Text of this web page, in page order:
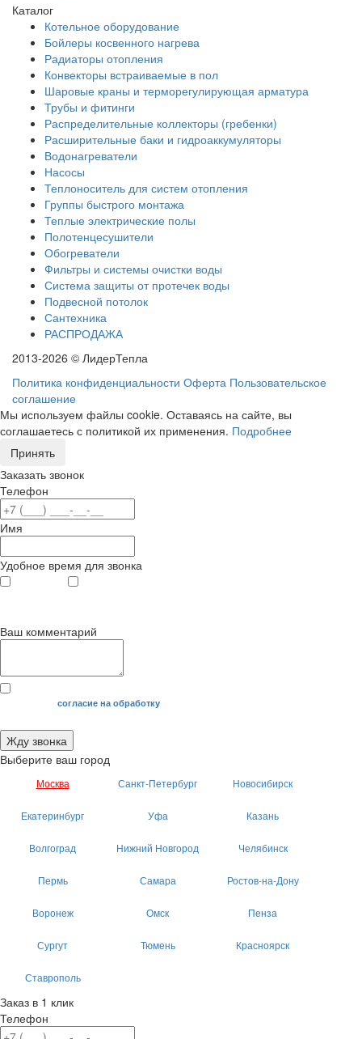
Каталог
Котельное оборудование
Бойлеры косвенного нагрева
Радиаторы отопления
Конвекторы встраиваемые в пол
Шаровые краны и терморегулирующая арматура
Трубы и фитинги
Распределительные коллекторы (гребенки)
Расширительные баки и гидроаккумуляторы
Водонагреватели
Насосы
Теплоноситель для систем отопления
Группы быстрого монтажа
Теплые электрические полы
Полотенцесушители
Обогреватели
Фильтры и системы очистки воды
Система защиты от протечек воды
Подвесной потолок
Сантехника
РАСПРОДАЖА
2013-2026 © ЛидерТепла
Политика конфиденциальности Оферта Пользовательское
соглашение
Мы используем файлы cookie. Оставаясь на сайте, вы
соглашаетесь с политикой их применения. Подробнее
Принять
Заказать звонок
Телефон
Имя
Удобное время для звонка
Ваш комментарий
Я даю своесогласие на обработку
Жду звонка
Выберите ваш город
Москва Санкт-Петербург Новосибирск
Екатеринбург Уфа Казань
Волгоград Нижний Новгород Челябинск
Пермь Самара Ростов-на-Дону
Воронеж Омск Пенза
Сургут Тюмень Красноярск
Ставрополь
Заказ в 1 клик
Телефон